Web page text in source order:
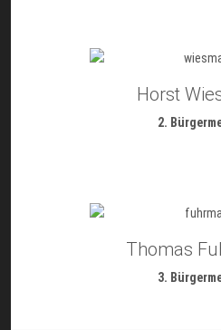
Horst
2.
Thomas
3.